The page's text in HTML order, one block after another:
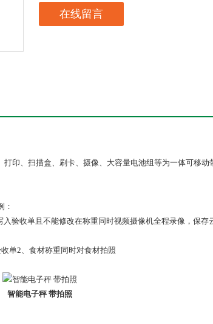
在线留言
印、扫描盒、刷卡、摄像、大容量电池组等为一体可移动
：
验收单且不能修改在称重同时视频摄像机全程录像，保存
单2、食材称重同时对食材拍照
智能电子秤 带拍照